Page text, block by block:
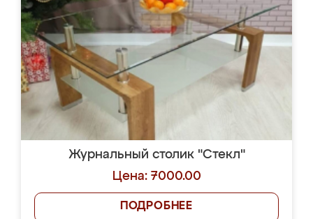
Журнальный столик "Стекл"
Цена: 7000.00
ПОДРОБНЕЕ